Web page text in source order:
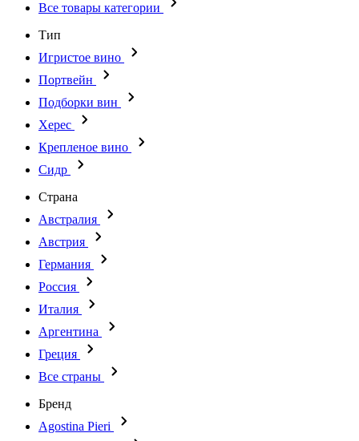
Все товары категории
Тип
Игристое вино
Портвейн
Подборки вин
Херес
Крепленое вино
Сидр
Страна
Австралия
Австрия
Германия
Россия
Италия
Аргентина
Греция
Все страны
Бренд
Agostina Pieri